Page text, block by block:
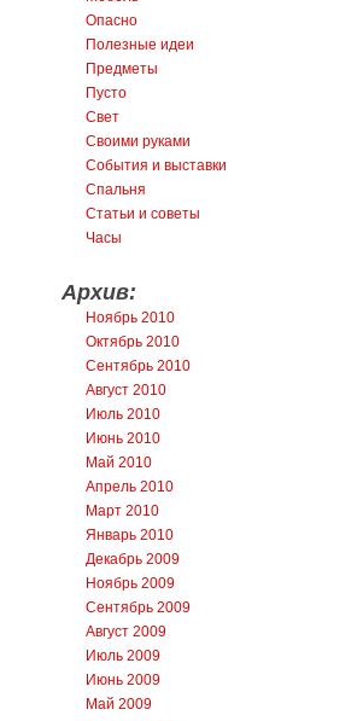
Опасно
Полезные идеи
Предметы
Пусто
Свет
Своими руками
События и выставки
Спальня
Статьи и советы
Часы
Архив:
Ноябрь 2010
Октябрь 2010
Сентябрь 2010
Август 2010
Июль 2010
Июнь 2010
Май 2010
Апрель 2010
Март 2010
Январь 2010
Декабрь 2009
Ноябрь 2009
Сентябрь 2009
Август 2009
Июль 2009
Июнь 2009
Май 2009